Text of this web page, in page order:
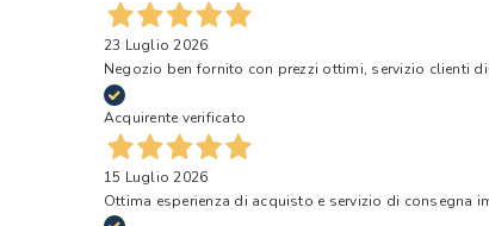
23 Luglio 2026
Negozio ben fornito con prezzi ottimi, servizio clienti
Acquirente verificato
15 Luglio 2026
Ottima esperienza di acquisto e servizio di